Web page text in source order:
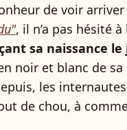
de voir
, il n’a pas hésité
sa naissance
noir et blanc de
les
de chou, à